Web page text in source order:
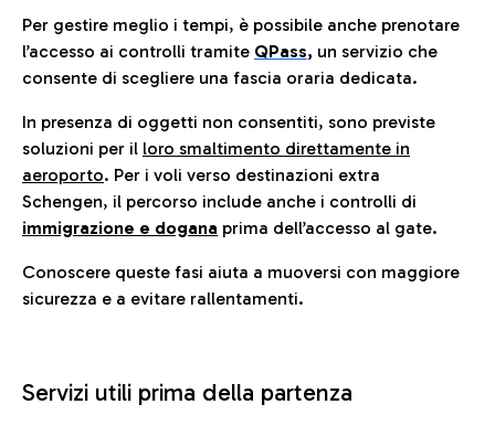
Per gestire meglio i tempi, è possibile anche prenotare
l’accesso ai controlli tramite QPass, un servizio che
consente di scegliere una fascia oraria dedicata.
In presenza di oggetti non consentiti, sono previste
soluzioni per il loro smaltimento direttamente in
aeroporto. Per i voli verso destinazioni extra
Schengen, il percorso include anche i controlli di
immigrazione e dogana prima dell’accesso al gate.
Conoscere queste fasi aiuta a muoversi con maggiore
sicurezza e a evitare rallentamenti.
Servizi utili prima della partenza